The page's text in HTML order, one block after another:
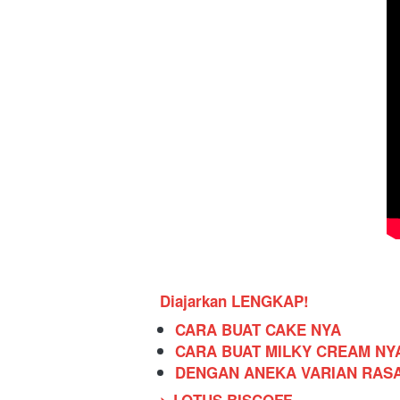
Diajarkan LENGKAP!
CARA BUAT CAKE NYA
CARA BUAT MILKY CREAM
DENGAN ANEKA VARIAN